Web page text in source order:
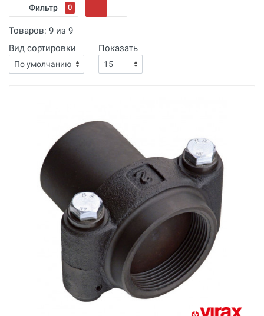
Фильтр 0
Товаров: 9 из 9
Вид сортировки
Показать